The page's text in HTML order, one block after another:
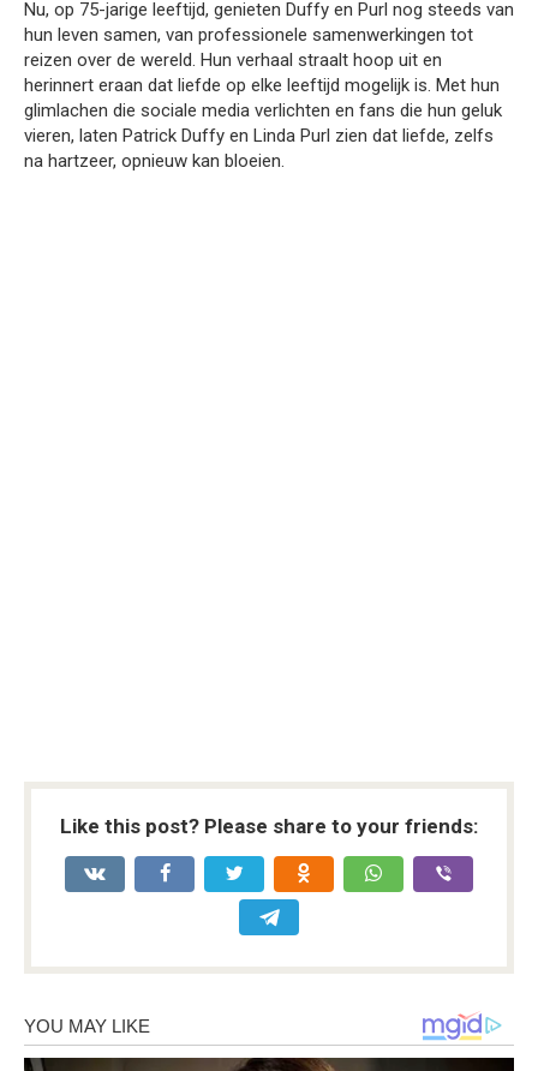
Nu, op 75-jarige leeftijd, genieten Duffy en Purl nog steeds van
hun leven samen, van professionele samenwerkingen tot
reizen over de wereld. Hun verhaal straalt hoop uit en
herinnert eraan dat liefde op elke leeftijd mogelijk is. Met hun
glimlachen die sociale media verlichten en fans die hun geluk
vieren, laten Patrick Duffy en Linda Purl zien dat liefde, zelfs
na hartzeer, opnieuw kan bloeien.
Like this post? Please share to your friends: